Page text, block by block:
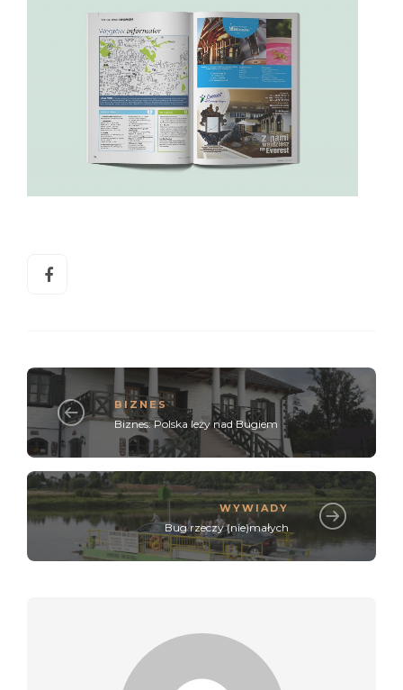
BIZNES
Biznes: Polska leży nad Bugiem
WYWIADY
Bug rzeczy (nie)małych